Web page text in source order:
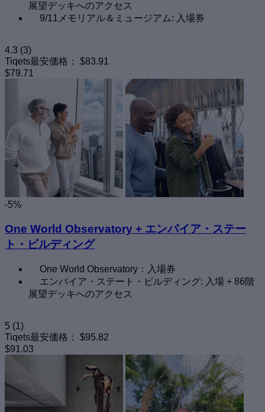
展望デッキへのアクセス
9/11メモリアル＆ミュージアム: 入場券
4.3 (3)
Tiqets最安価格：
$83.91
$79.71
-5%
One World Observatory + エンパイア・ステー
ト・ビルディング
One World Observatory：入場券
エンパイア・ステート・ビルディング: 入場 + 86階
展望デッキへのアクセス
5 (1)
Tiqets最安価格：
$95.82
$91.03